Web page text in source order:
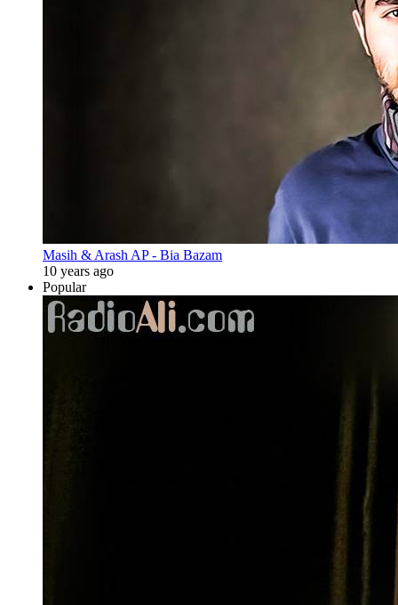
Masih & Arash AP - Bia Bazam
10 years ago
Popular